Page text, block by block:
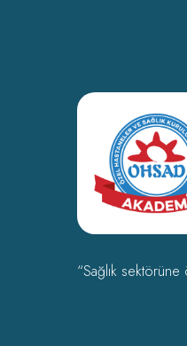
“Sağlık